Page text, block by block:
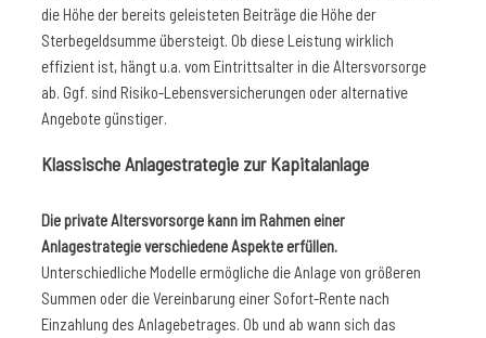
die Höhe der bereits geleisteten Beiträge die Höhe der
Sterbegeldsumme übersteigt. Ob diese Leistung wirklich
effizient ist, hängt u.a. vom Eintrittsalter in die Altersvorsorge
ab. Ggf. sind Risiko-Lebensversicherungen oder alternative
Angebote günstiger.
Klassische Anlagestrategie zur Kapitalanlage
Die private Altersvorsorge kann im Rahmen einer
Anlagestrategie verschiedene Aspekte erfüllen.
Unterschiedliche Modelle ermögliche die Anlage von größeren
Summen oder die Vereinbarung einer Sofort-Rente nach
Einzahlung des Anlagebetrages. Ob und ab wann sich das